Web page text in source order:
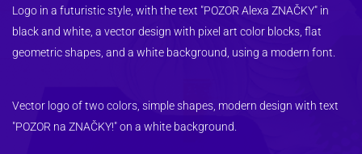
Logo in a futuristic style, with the text "POZOR Alexa ZNAČKY" in
black and white, a vector design with pixel art color blocks, flat
geometric shapes, and a white background, using a modern font.
Vector logo of two colors, simple shapes, modern design with text
"POZOR na ZNAČKY!" on a white background.